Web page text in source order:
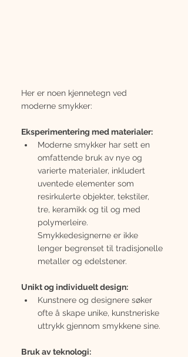
Her er noen kjennetegn ved
moderne smykker:
Eksperimentering med materialer:
Moderne smykker har sett en
omfattende bruk av nye og
varierte materialer, inkludert
uventede elementer som
resirkulerte objekter, tekstiler,
tre, keramikk og til og med
polymerleire.
Smykkedesignerne er ikke
lenger begrenset til tradisjonelle
metaller og edelstener.
Unikt og individuelt design:
Kunstnere og designere søker
ofte å skape unike, kunstneriske
uttrykk gjennom smykkene sine.
Bruk av teknologi: